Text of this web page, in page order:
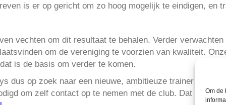
Om de
is er op gericht om zo hoog mogelijk te eindigen, en
vechten om dit resultaat te behalen. Verder
om de vereniging te voorzien van kwaliteit.
is de basis om verder te komen.
dus op zoek naar een nieuwe, ambitieuze trainer voor
om zelf contact op te nemen met de club. Dat kan via